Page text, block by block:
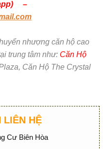
–
nhượng căn hộ cao
trung tâm như: Căn Hộ
Căn Hộ The Crystal
LIÊN HỆ
Cư Biên Hòa